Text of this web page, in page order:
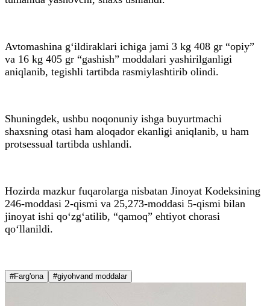
Avtomashina g‘ildiraklari ichiga jami 3 kg 408 gr “opiy”
va 16 kg 405 gr “gashish” moddalari yashirilganligi
aniqlanib, tegishli tartibda rasmiylashtirib olindi.
Shuningdek, ushbu noqonuniy ishga buyurtmachi
shaxsning otasi ham aloqador ekanligi aniqlanib, u ham
protsessual tartibda ushlandi.
Hozirda mazkur fuqarolarga nisbatan Jinoyat Kodeksining
246-moddasi 2-qismi va 25,273-moddasi 5-qismi bilan
jinoyat ishi qo‘zg‘atilib, “qamoq” ehtiyot chorasi
qo‘llanildi.
#Farg'ona #giyohvand moddalar